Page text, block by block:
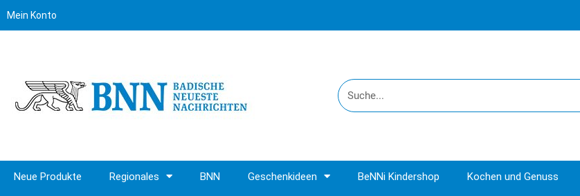
Mein Konto
Neue Produkte Regionales BNN Geschenkideen BeNNi Kindershop Kochen und Genuss